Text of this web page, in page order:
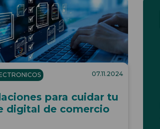
07.11.2024
para cuidar tu
digital de comercio